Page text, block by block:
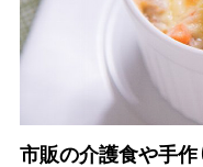
市販の介護食や手